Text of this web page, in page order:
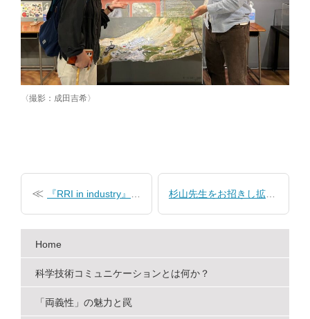
〈撮影：成田吉希〉
稿
ナ
『RRI in industry』2024年度科学技術史特論 杉山先生をお招きし拡大ゼミを開催
Home
科学技術コミュニケーションとは何か？
「両義性」の魅力と罠